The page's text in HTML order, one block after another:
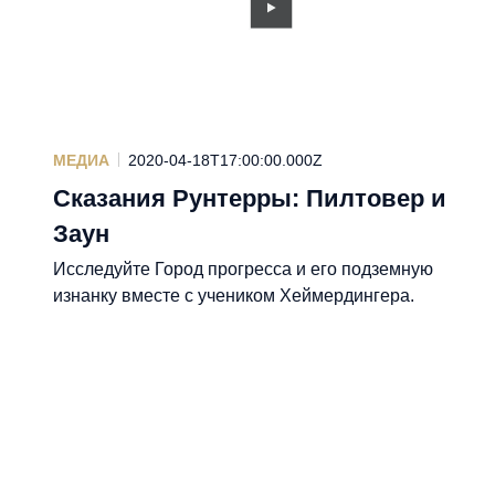
МЕДИА 2020-04-18T17:00:00.000Z
Сказания Рунтерры: Пилтовер и
Заун
Исследуйте Город прогресса и его подземную
изнанку вместе с учеником Хеймердингера.